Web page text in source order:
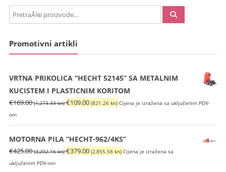
PretraÅ¾i:
Promotivni artikli
VRTNA PRIKOLICA “HECHT 52145” SA METALNIM
KUCISTEM I PLASTICNIM KORITOM
€169.00 (1,273.33 kn)Izvorna
bila
je:
€169.00
€109.00 (821.26 kn) Trenutna
je:
€109.00
(821.26
Cijena je izražena sa uključenim PDV-
om
MOTORNA PILA “HECHT-962/4KS”
€425.00 (3,202.16 kn)Izvorna
€379.00 (2,855.58 kn) Trenutna
Cijena je izražena sa
uključenim PDV-om